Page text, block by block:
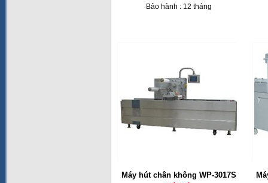
Bảo hành : 12 tháng
Máy hút chân không WP-3017S